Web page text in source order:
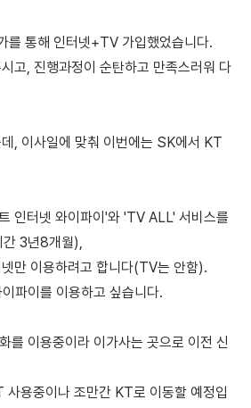
를 통해 인터넷+TV 가입했었습니다.
고, 진행과정이 순탄하고 만족스러워 다
, 이사일에 맞춰 이번에는 SK에서 KT
인터넷 와이파이'와 'TV ALL' 서비스를
간 3년8개월),
만 이용하려고 합니다(TV는 안함).
파이를 이용하고 싶습니다.
를 이용중이라 이가사는 곳으로 이전 신
용중이나 조만간 KT로 이동할 예정입